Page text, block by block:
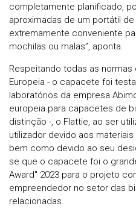
completamente planificado,
aproximadas de um portátil
extremamente conveniente
mochilas ou malas”, aponta.
Respeitando todas as normas
Europeia - o capacete foi
laboratórios da empresa
europeia para capacetes de
distinção -, o Flattie, ao ser
utilizador devido aos
bem como devido ao seu
se que o capacete foi o
Award" 2023 para o projeto
empreendedor no setor das
relacionadas.